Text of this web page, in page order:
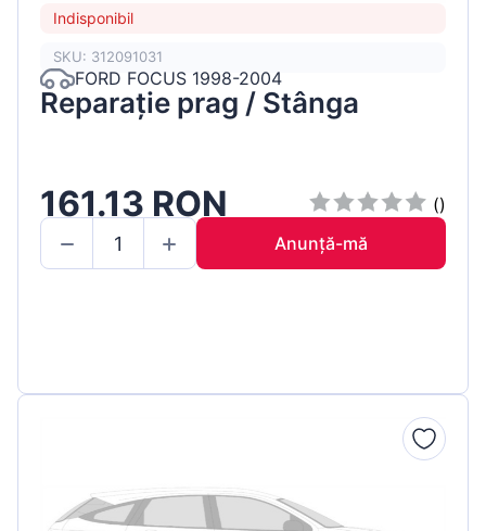
Indisponibil
SKU: 312091031
FORD FOCUS 1998-2004
Reparație prag / Stânga
161.13 RON
()
Anunță-mă